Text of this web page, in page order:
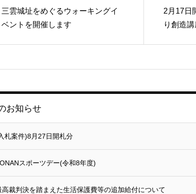
三雲城址をめぐるウォーキングイ
ベントを開催します
2月17日
り創造講
お知らせ
札案件)8月27日開札分
スポーツデー(令和8年度)
高裁判決を踏まえた生活保護費等の追加給付について